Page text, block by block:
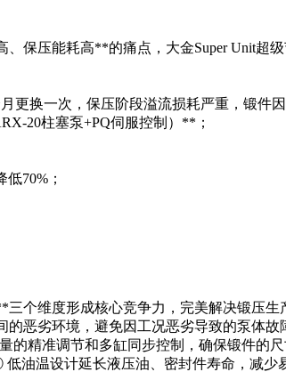
保压能耗高**的痛点，大金Super Unit超
换一次，保压阶段溢流损耗严重，锻件因
20柱塞泵+PQ伺服控制）**；
70%；
个维度形成核心竞争力，完美解决锻压生
恶劣环境，避免因工况恶劣导致的泵体故
精准调节和多缸同步控制，确保锻件的
油温设计延长液压油、密封件寿命，减